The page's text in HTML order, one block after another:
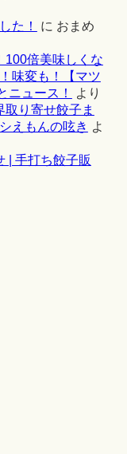
た！
に おまめ
100倍美味しくな
味変も！【マツ
ニュース！
より
り寄せ餃子ま
えもんの呟き よ
| 手打ち餃子販